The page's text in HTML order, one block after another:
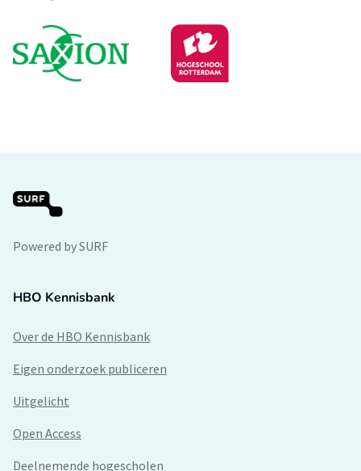
Powered by SURF
HBO Kennisbank
Over de HBO Kennisbank
Eigen onderzoek publiceren
Uitgelicht
Open Access
Deelnemende hogescholen